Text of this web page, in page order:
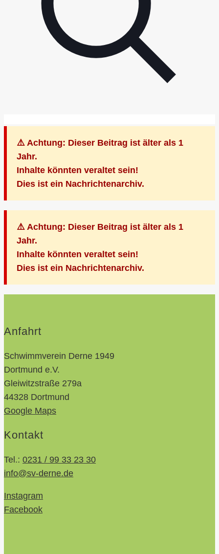
⚠️ Achtung: Dieser Beitrag ist älter als 1
Jahr.
Inhalte könnten veraltet sein!
Dies ist ein Nachrichtenarchiv.
⚠️ Achtung: Dieser Beitrag ist älter als 1
Jahr.
Inhalte könnten veraltet sein!
Dies ist ein Nachrichtenarchiv.
Anfahrt
Schwimmverein Derne 1949
Dortmund e.V.
Gleiwitzstraße 279a
44328 Dortmund
Google Maps
Kontakt
Tel.: 0231 / 99 33 23 30
info@sv-derne.de
Instagram
Facebook